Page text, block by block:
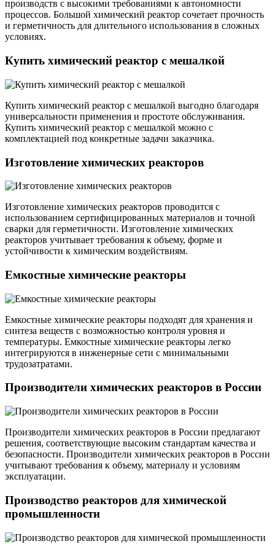
производств с высокими требованиями к автономности
процессов. Большой химический реактор сочетает прочность
и герметичность для длительного использования в сложных
условиях.
Купить химический реактор с мешалкой
Купить химический реактор с мешалкой выгодно благодаря
универсальности применения и простоте обслуживания.
Купить химический реактор с мешалкой можно с
комплектацией под конкретные задачи заказчика.
Изготовление химических реакторов
Изготовление химических реакторов проводится с
использованием сертифицированных материалов и точной
сварки для герметичности. Изготовление химических
реакторов учитывает требования к объему, форме и
устойчивости к химическим воздействиям.
Емкостные химические реакторы
Емкостные химические реакторы подходят для хранения и
синтеза веществ с возможностью контроля уровня и
температуры. Емкостные химические реакторы легко
интегрируются в инженерные сети с минимальными
трудозатратами.
Производители химических реакторов в России
Производители химических реакторов в России предлагают
решения, соответствующие высоким стандартам качества и
безопасности. Производители химических реакторов в России
учитывают требования к объему, материалу и условиям
эксплуатации.
Производство реакторов для химической
промышленности